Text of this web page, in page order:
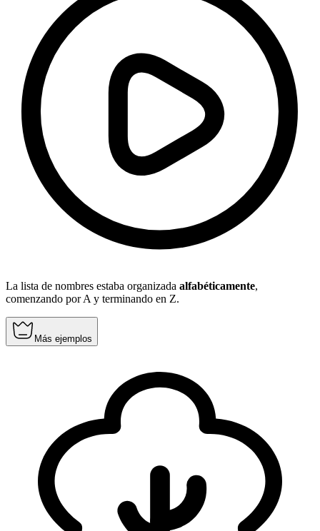
La lista de nombres estaba organizada alfabéticamente,
comenzando por A y terminando en Z.
Más ejemplos